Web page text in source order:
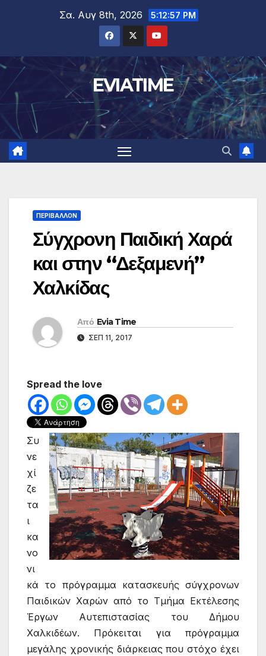
Σα. Αυγ 8th, 2026 5:12:58 PM
EVIATIME
ΠΕΡΙΒΑΛΛΟΝ
Σύγχρονη Παιδική Χαρά
και στην “Δεξαμενή”
Χαλκίδας
Από Evia Time
ΣΕΠ 11, 2017
Spread the love
Συ
νε
χί
ζε
τα
ι
κα
νο
νι
κά το πρόγραμμα κατασκευής σύγχρονων
Παιδικών Χαρών από το Τμήμα Εκτέλεσης
Έργων Αυτεπιστασίας του Δήμου
Χαλκιδέων. Πρόκειται για πρόγραμμα
μεγάλης χρονικής διάρκειας που στόχο έχει